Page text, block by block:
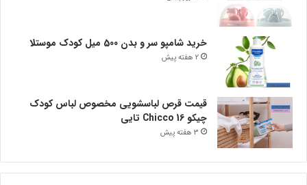
خرید شامپو سر و بدن 500 میل کودک موستلا
2 هفته پیش
قیمت قرص لباسشویی مخصوص لباس کودک
چیکو Chicco 16 تایی
3 هفته پیش